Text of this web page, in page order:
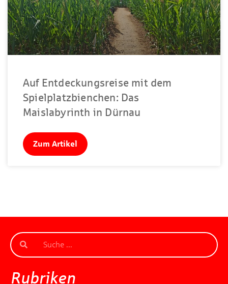
Auf Entdeckungsreise mit dem
Spielplatzbienchen: Das
Maislabyrinth in Dürnau
Zum Artikel
Rubriken